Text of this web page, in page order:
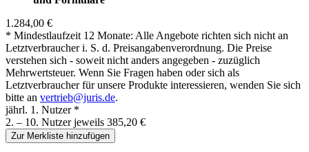
1.284,00 €
* Mindestlaufzeit 12 Monate: Alle Angebote richten sich nicht an
Letztverbraucher i. S. d. Preisangabenverordnung. Die Preise
verstehen sich - soweit nicht anders angegeben - zuzüglich
Mehrwertsteuer. Wenn Sie Fragen haben oder sich als
Letztverbraucher für unsere Produkte interessieren, wenden Sie sich
bitte an vertrieb@juris.de.
jährl. 1. Nutzer *
2. – 10. Nutzer jeweils 385,20 €
Zur Merkliste hinzufügen